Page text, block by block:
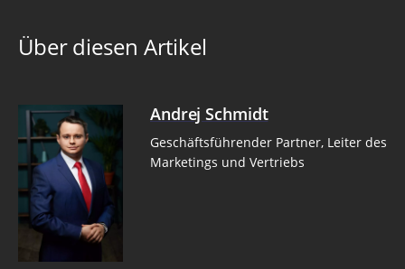
Über diesen Artikel
Andrej Schmidt
Geschäftsführender Partner, Leiter des
Marketings und Vertriebs